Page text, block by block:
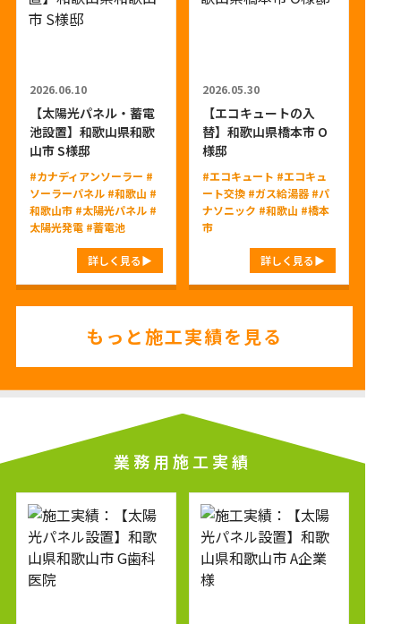
2026.06.10
【太陽光パネル・蓄電
池設置】和歌山県和歌
山市 S様邸
#カナディアンソーラー #
ソーラーパネル #和歌山 #
和歌山市 #太陽光パネル #
太陽光発電 #蓄電池
詳しく見る
2026.05.30
【エコキュートの入
替】和歌山県橋本市 O
様邸
#エコキュート #エコキュ
ート交換 #ガス給湯器 #パ
ナソニック #和歌山 #橋本
市
詳しく見る
もっと施工実績を見る
業務用施工実績